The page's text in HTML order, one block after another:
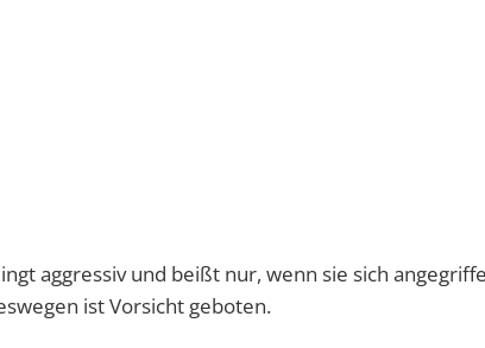
aggressiv und beißt nur, wenn sie sich
ist Vorsicht geboten.